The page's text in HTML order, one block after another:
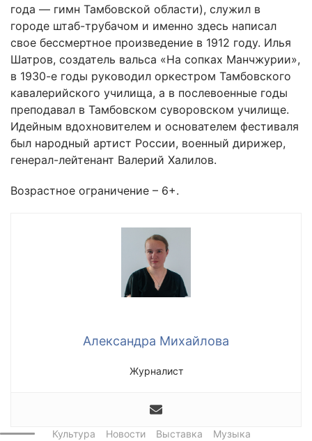
года — гимн Тамбовской области), служил в
городе штаб-трубачом и именно здесь написал
свое бессмертное произведение в 1912 году. Илья
Шатров, создатель вальса «На сопках Манчжурии»,
в 1930-е годы руководил оркестром Тамбовского
кавалерийского училища, а в послевоенные годы
преподавал в Тамбовском суворовском училище.
Идейным вдохновителем и основателем фестиваля
был народный артист России, военный дирижер,
генерал-лейтенант Валерий Халилов.
Возрастное ограничение – 6+.
Александра Михайлова
Журналист
Культура Новости Выставка Музыка